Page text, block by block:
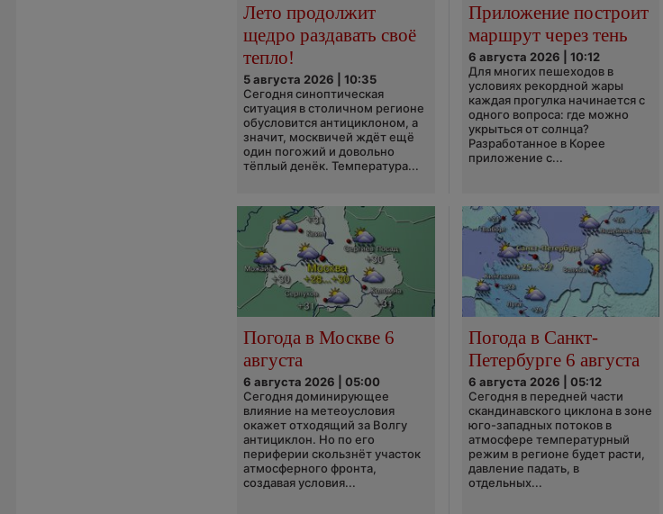
Лето продолжит
щедро раздавать своё
тепло!
5 августа 2026 | 10:35
Сегодня синоптическая
ситуация в столичном регионе
обусловится антициклоном, а
значит, москвичей ждёт ещё
один погожий и довольно
тёплый денёк. Температура...
Приложение построит
маршрут через тень
6 августа 2026 | 10:12
Для многих пешеходов в
условиях рекордной жары
каждая прогулка начинается с
одного вопроса: где можно
укрыться от солнца?
Разработанное в Корее
приложение с...
Погода в Москве 6
августа
6 августа 2026 | 05:00
Сегодня доминирующее
влияние на метеоусловия
окажет отходящий за Волгу
антициклон. Но по его
периферии скользнёт участок
атмосферного фронта,
создавая условия...
Погода в Санкт-
Петербурге 6 августа
6 августа 2026 | 05:12
Сегодня в передней части
скандинавского циклона в зоне
юго-западных потоков в
атмосфере температурный
режим в регионе будет расти,
давление падать, в
отдельных...